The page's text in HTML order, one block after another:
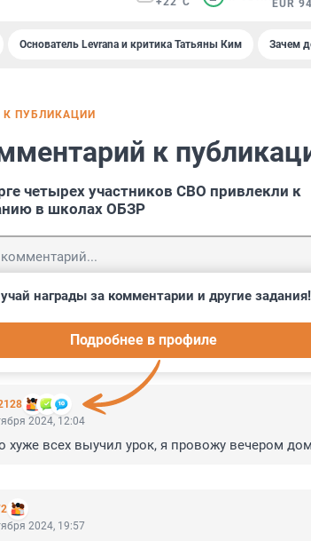
EUR
Основатель Levrana и критика Татьяны Ким Зачем
К ПУБЛИКАЦИИ
к
четырех участников СВО привлекли к
в школах ОБЗР
награды за комментарии и другие задания!
Подробнее в профиле
2024, 12:04
хуже всех выучил урок, я провожу вечером
2024, 19:57